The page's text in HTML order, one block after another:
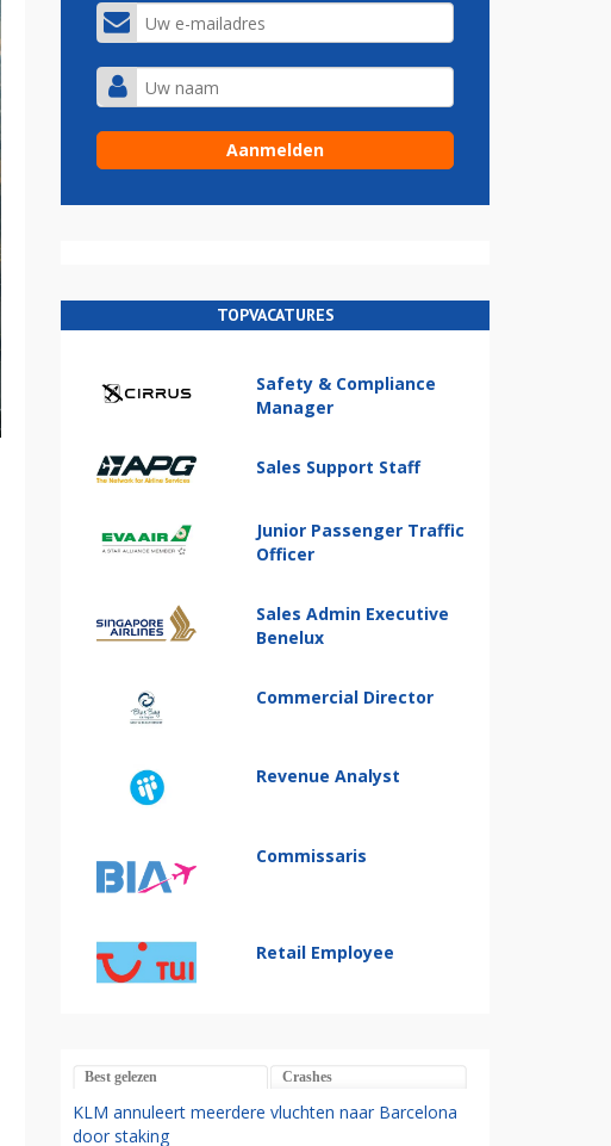
TOPVACATURES
Safety & Compliance
Manager
Sales Support Staff
Junior Passenger Traffic
Officer
Sales Admin Executive
Benelux
Commercial Director
Revenue Analyst
Commissaris
Retail Employee
Best gelezen Crashes
KLM annuleert meerdere vluchten naar Barcelona
door staking